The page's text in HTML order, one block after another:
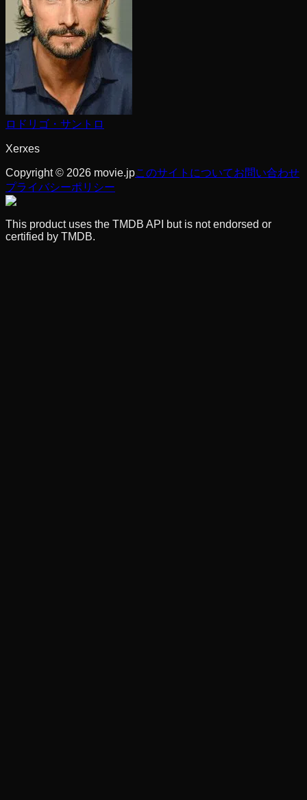
ロドリゴ・サントロ
Xerxes
Copyright © 2026 movie.jpこのサイトについてお問い合わせ
プライバシーポリシー
This product uses the TMDB API but is not endorsed or
certified by TMDB.